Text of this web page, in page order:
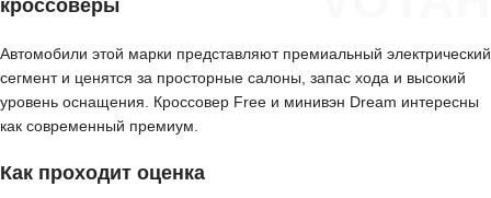
кроссоверы
Автомобили этой марки представляют премиальный электрический
сегмент и ценятся за просторные салоны, запас хода и высокий
уровень оснащения. Кроссовер Free и минивэн Dream интересны
как современный премиум.
Как проходит оценка